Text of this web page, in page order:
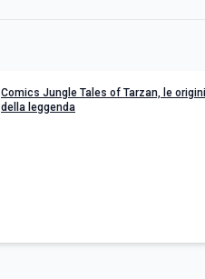
Comics Jungle Tales of Tarzan, le origini
della leggenda